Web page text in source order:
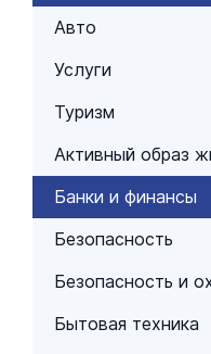
Авто
Услуги
Туризм
Активный образ
Банки и финансы
Безопасность
Безопасность и
Бытовая техника